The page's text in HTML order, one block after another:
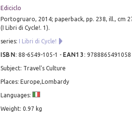
Ediciclo
Portogruaro, 2014; paperback, pp. 238, ill., cm
(I Libri di Cycle!. 1).
series: I Libri di Cycle!
ISBN : 88-6549-105-1 - EAN13 : 9788865491058
Subject: Travel's Culture
Places: Europe,Lombardy
Languages:
Weight: 0.97 kg